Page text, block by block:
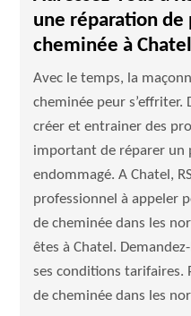
une réparation de
cheminée à Chatel
Avec le temps, la
cheminée peur s’effriter.
créer et entrainer des
important de réparer un
endommagé. A Chatel,
professionnel à appeler
de cheminée dans les
êtes à Chatel.
ses conditions tarifaires.
de cheminée dans les